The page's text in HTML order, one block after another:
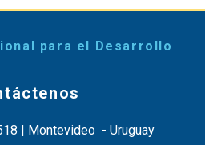
para el Desarrollo
| Montevideo - Uruguay